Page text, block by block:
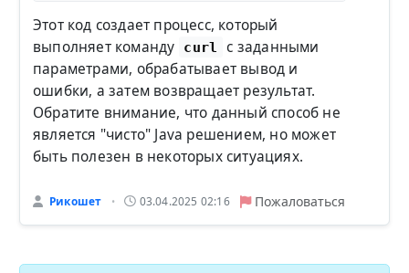
Этот код создает процесс, который
выполняет команду
curl
с заданными
параметрами, обрабатывает вывод и
ошибки, а затем возвращает результат.
Обратите внимание, что данный способ не
является "чисто" Java решением, но может
быть полезен в некоторых ситуациях.
Рикошет • 03.04.2025 02:16 Пожаловаться